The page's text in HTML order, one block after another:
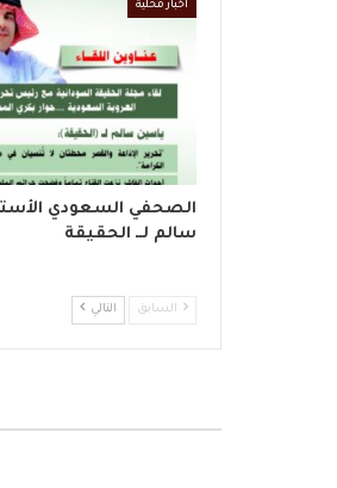
اخبار محلية
الصحفي السعودي
سالم لــ الحقيقة
السابق التالي